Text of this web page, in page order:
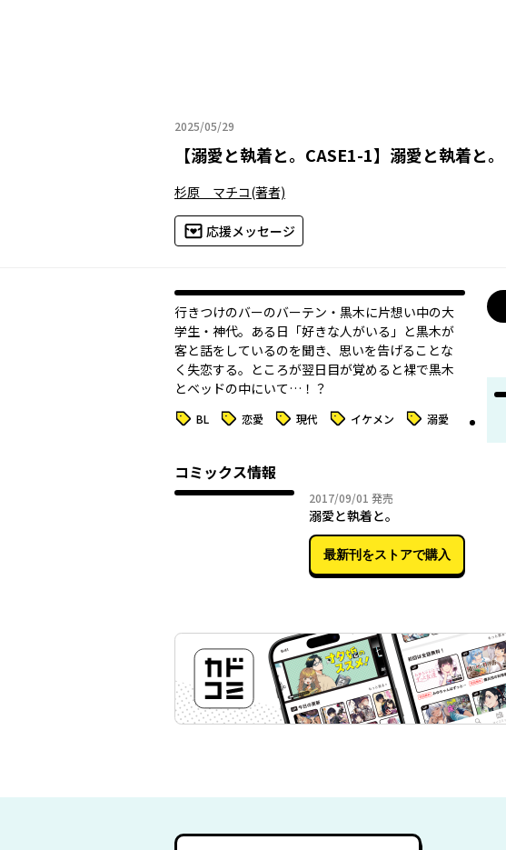
2025/05/29
2025年05月29日
【溺愛と執着と。CASE1-1】 溺愛と執着と。
杉原 マチコ(著者)
応援メッセージ
行きつけのバーのバーテン・黒木に片想い中の大
学生・神代。ある日「好きな人がいる」と黒木が
客と話をしているのを聞き、思いを告げることな
く失恋する。ところが翌日目が覚めると裸で黒木
とベッドの中にいて…！？
タグ BL タグ 恋愛 タグ 現代 タグ イケメン タグ 溺愛
コミックス情報
2017/09/01 2017年09月01日
発売
溺愛と執着と。
最新刊をストアで購入